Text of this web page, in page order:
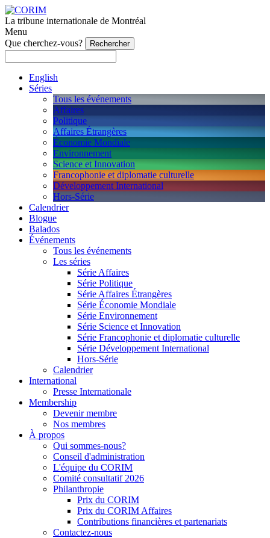
La tribune internationale de Montréal
Menu
Que cherchez-vous?
English
Séries
Tous les événements
Affaires
Politique
Affaires Étrangères
Économie Mondiale
Environnement
Science et Innovation
Francophonie et diplomatie culturelle
Développement International
Hors-Série
Calendrier
Blogue
Balados
Événements
Tous les événements
Les séries
Série Affaires
Série Politique
Série Affaires Étrangères
Série Économie Mondiale
Série Environnement
Série Science et Innovation
Série Francophonie et diplomatie culturelle
Série Développement International
Hors-Série
Calendrier
International
Presse Internationale
Membership
Devenir membre
Nos membres
À propos
Qui sommes-nous?
Conseil d'administration
L'équipe du CORIM
Comité consultatif 2026
Philanthropie
Prix du CORIM
Prix du CORIM Affaires
Contributions financières et partenariats
Contactez-nous